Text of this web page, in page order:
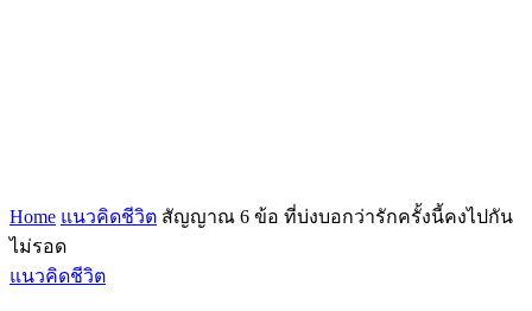
Home แนวคิดชีวิต สัญญาณ 6 ข้อ ที่บ่งบอกว่ารักครั้งนี้คงไปกัน
ไม่รอด
แนวคิดชีวิต